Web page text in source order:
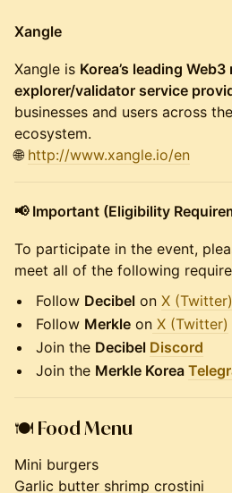
Xangle
Xangle is Korea’s leading
explorer/validator service
businesses and users across
ecosystem.
🌐 http://www.xangle.io/en
📢 Important (Eligibility
To participate in the event,
meet all of the following
Follow Decibel on X (Twitter)
Follow Merkle on X (Twitter)
Join the Decibel Discord
Join the Merkle Korea
🍽 Food Menu
Mini burgers
Garlic butter shrimp crostini